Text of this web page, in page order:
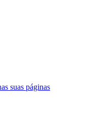
suas páginas